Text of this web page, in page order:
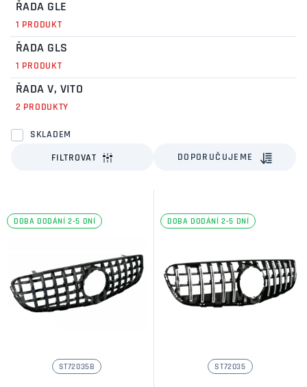
ŘADA GLE
1 PRODUKT
ŘADA GLS
1 PRODUKT
ŘADA V, VITO
2 PRODUKTY
SKLADEM
FILTROVAT DOPORUČUJEME
DOBA DODÁNÍ 2-5 DNÍ
ST72035B
DOBA DODÁNÍ 2-5 DNÍ
ST72035